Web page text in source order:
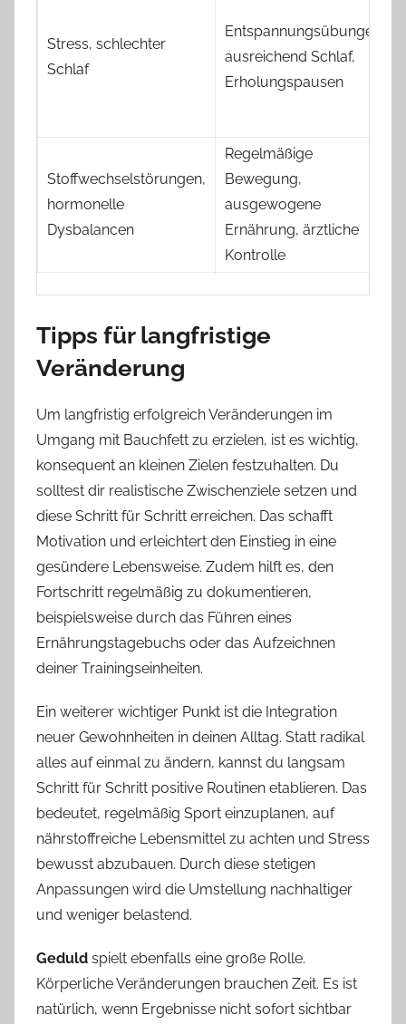
Stress, schlechter
Schlaf
Entspannungsübungen,
ausreichend Schlaf,
Erholungspausen
Stoffwechselstörungen,
hormonelle
Dysbalancen
Regelmäßige
Bewegung,
ausgewogene
Ernährung, ärztliche
Kontrolle
Tipps für langfristige
Veränderung
Um langfristig erfolgreich Veränderungen im
Umgang mit Bauchfett zu erzielen, ist es wichtig,
konsequent an kleinen Zielen festzuhalten. Du
solltest dir realistische Zwischenziele setzen und
diese Schritt für Schritt erreichen. Das schafft
Motivation und erleichtert den Einstieg in eine
gesündere Lebensweise. Zudem hilft es, den
Fortschritt regelmäßig zu dokumentieren,
beispielsweise durch das Führen eines
Ernährungstagebuchs oder das Aufzeichnen
deiner Trainingseinheiten.
Ein weiterer wichtiger Punkt ist die Integration
neuer Gewohnheiten in deinen Alltag. Statt radikal
alles auf einmal zu ändern, kannst du langsam
Schritt für Schritt positive Routinen etablieren. Das
bedeutet, regelmäßig Sport einzuplanen, auf
nährstoffreiche Lebensmittel zu achten und Stress
bewusst abzubauen. Durch diese stetigen
Anpassungen wird die Umstellung nachhaltiger
und weniger belastend.
Geduld spielt ebenfalls eine große Rolle.
Körperliche Veränderungen brauchen Zeit. Es ist
natürlich, wenn Ergebnisse nicht sofort sichtbar